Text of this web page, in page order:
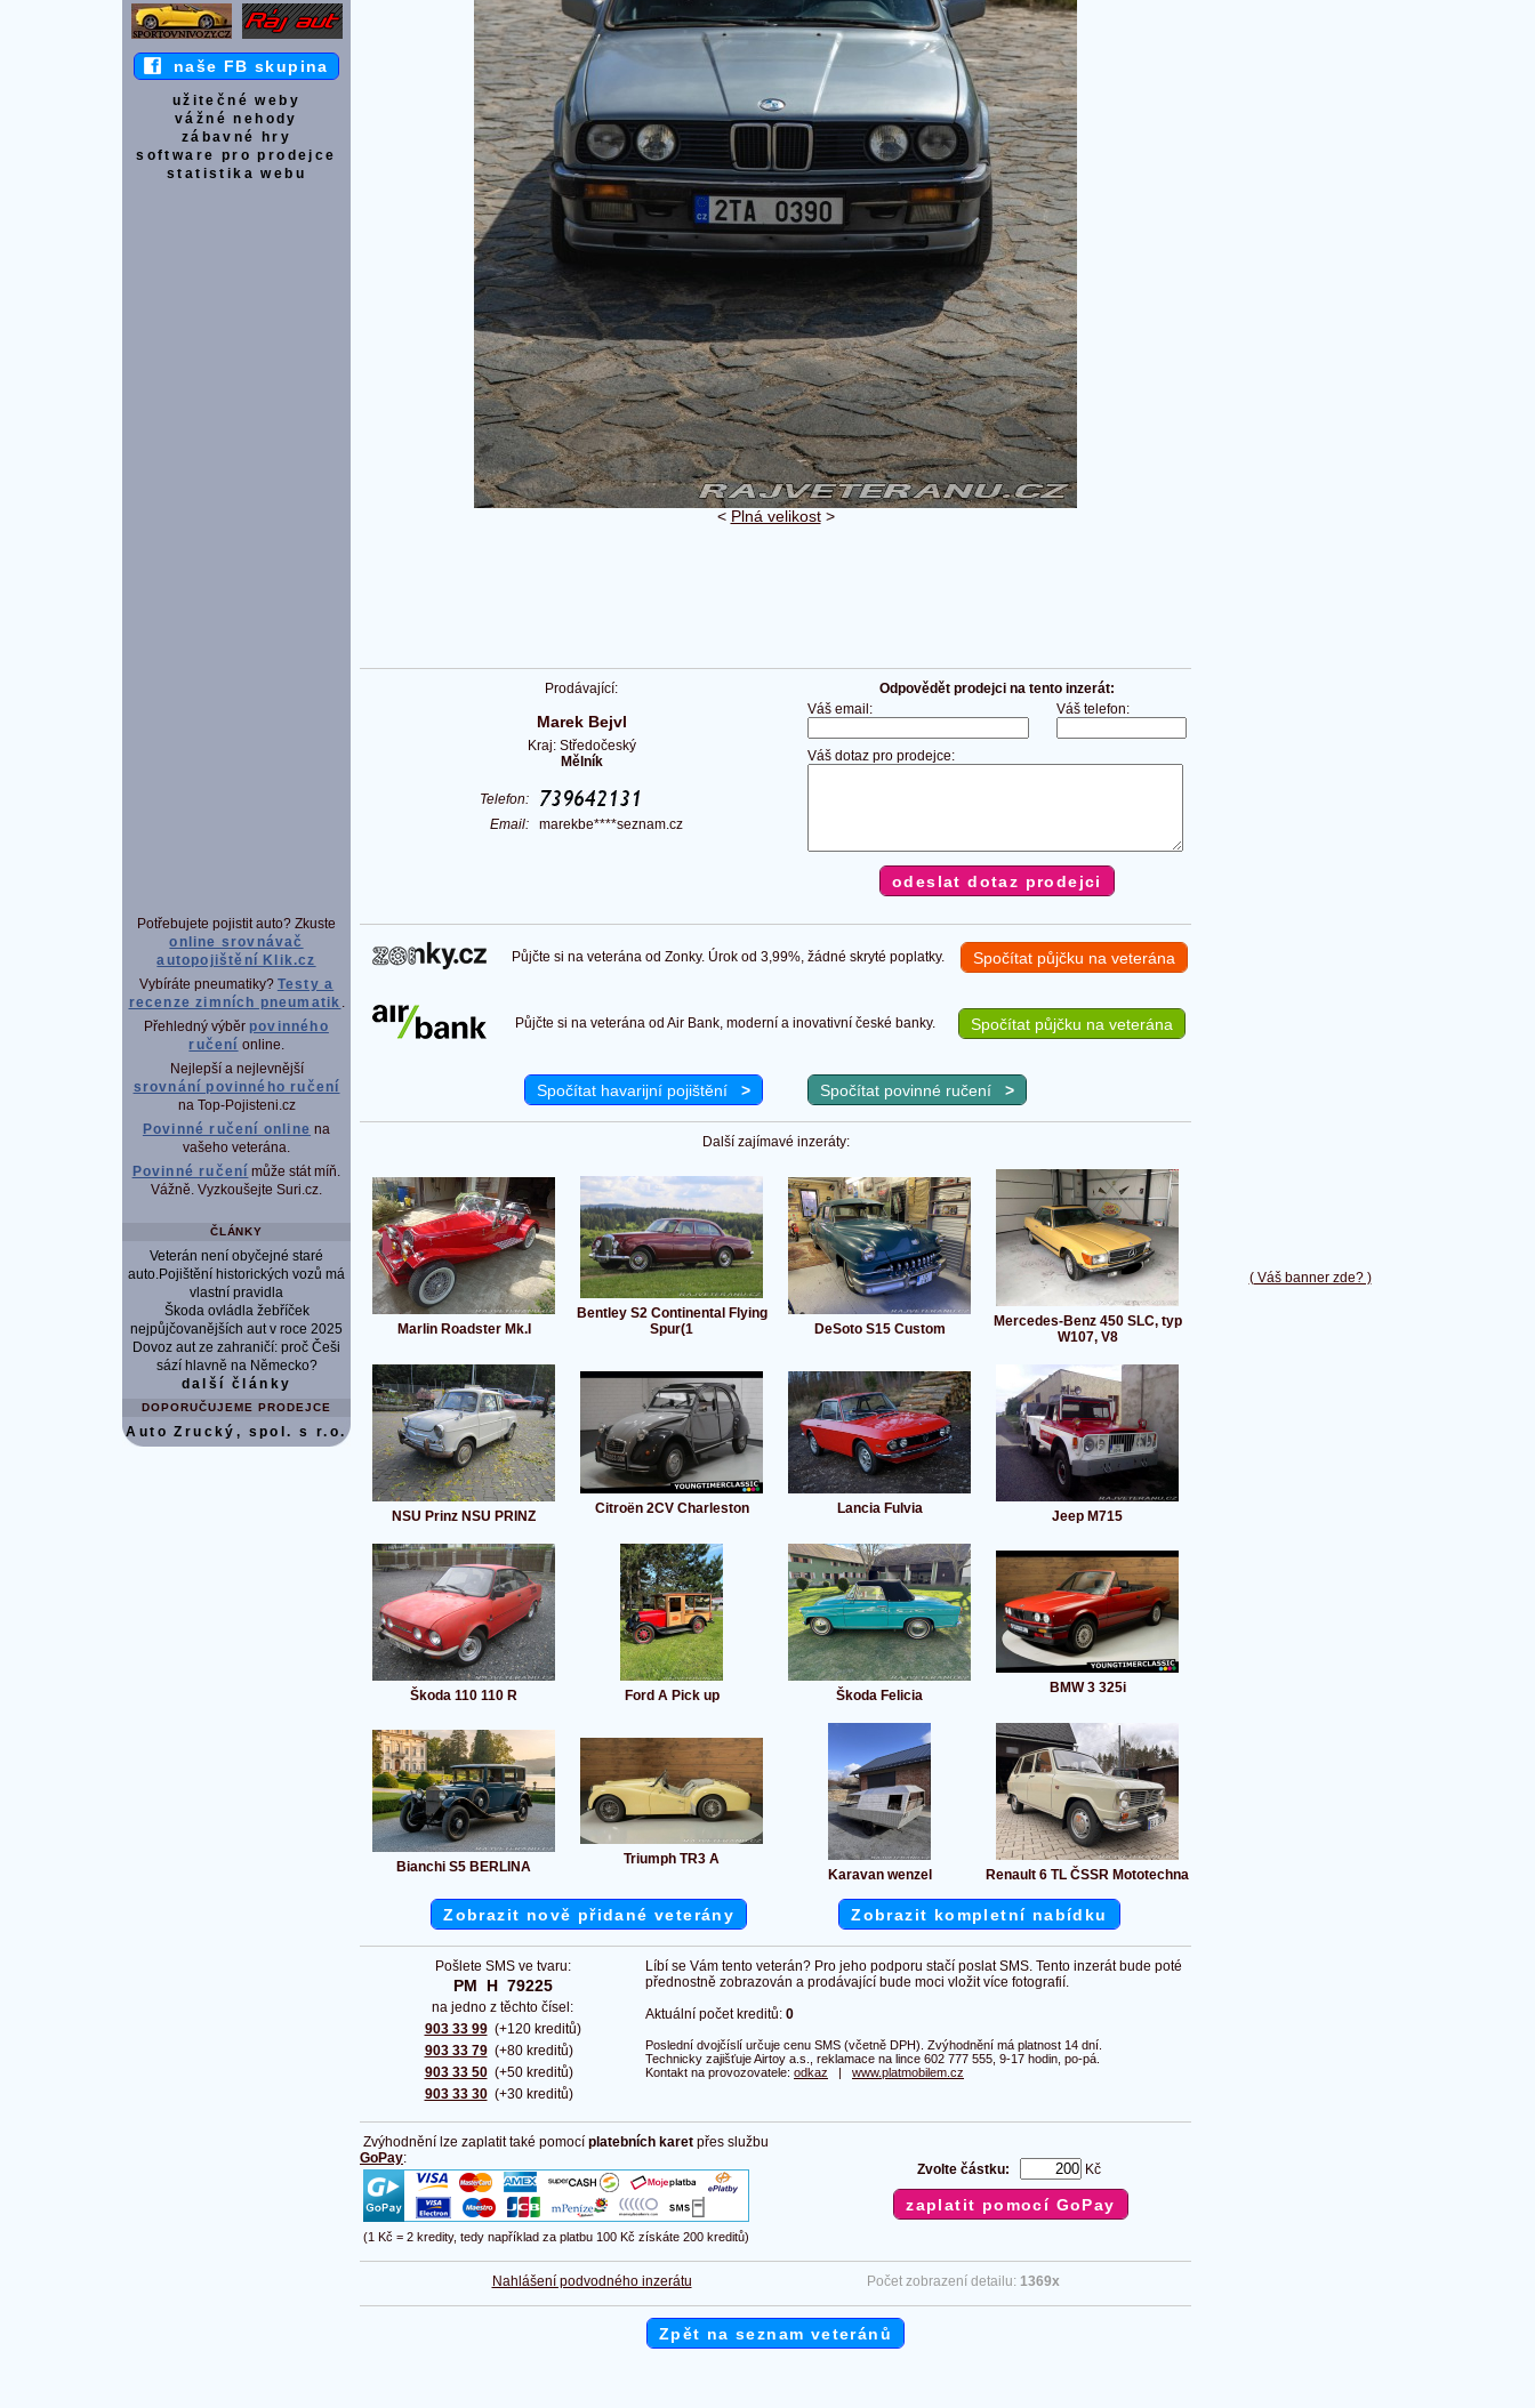
( Váš banner zde? )
naše FB skupina
užitečné weby
vážné nehody
zábavné hry
software pro prodejce
statistika webu
Potřebujete pojistit auto? Zkuste
online srovnávač
autopojištění Klik.cz
Vybíráte pneumatiky? Testy a
recenze zimních pneumatik .
Přehledný výběr povinného
ručení online.
Nejlepší a nejlevnější
srovnání povinného ručení
na Top-Pojisteni.cz
Povinné ručení online na
vašeho veterána.
Povinné ručení může stát míň.
Vážně. Vyzkoušejte Suri.cz.
ČLÁNKY
Veterán není obyčejné staré
auto.Pojištění historických vozů má
vlastní pravidla
Škoda ovládla žebříček
nejpůjčovanějších aut v roce 2025
Dovoz aut ze zahraničí: proč Češi
sází hlavně na Německo?
další články
DOPORUČUJEME PRODEJCE
Auto Zrucký, spol. s r.o.
< Plná velikost>
Prodávající:
Marek Bejvl
Kraj: Středočeský
Mělník
Telefon:
Email: marekbe****seznam.cz
Odpovědět prodejci na tento inzerát:
Váš email:
Váš telefon:
Váš dotaz pro prodejce:
Půjčte si na veterána od Zonky. Úrok od 3,99%, žádné skryté poplatky. Spočítat půjčku na veterána
Půjčte si na veterána od Air Bank, moderní a inovativní české banky. Spočítat půjčku na veterána
Spočítat havarijní pojištění > Spočítat povinné ručení >
Další zajímavé inzeráty:
Marlin Roadster Mk.I
Bentley S2 Continental Flying
Spur(1
DeSoto S15 Custom
Mercedes-Benz 450 SLC, typ
W107, V8
NSU Prinz NSU PRINZ Citroën 2CV Charleston Lancia Fulvia Jeep M715
Škoda 110 110 R Ford A Pick up Škoda Felicia BMW 3 325i
Bianchi S5 BERLINA
Triumph TR3 A
Karavan wenzel
Renault 6 TL ČSSR Mototechna
Zobrazit nově přidané veterány Zobrazit kompletní nabídku
Pošlete SMS ve tvaru:
PM  H  79225
na jedno z těchto čísel:
903 33 99
903 33 79
903 33 50
903 33 30
(+120 kreditů)
(+80 kreditů)
(+50 kreditů)
(+30 kreditů)
Líbí se Vám tento veterán? Pro jeho podporu stačí poslat SMS. Tento inzerát bude poté
přednostně zobrazován a prodávající bude moci vložit více fotografií.
Aktuální počet kreditů: 0
Poslední dvojčíslí určuje cenu SMS (včetně DPH). Zvýhodnění má platnost 14 dní.
Technicky zajišťuje Airtoy a.s., reklamace na lince 602 777 555, 9-17 hodin, po-pá.
Kontakt na provozovatele: odkaz | www.platmobilem.cz
Zvýhodnění lze zaplatit také pomocí platebních karet přes službu
GoPay:
(1 Kč = 2 kredity, tedy například za platbu 100 Kč získáte 200 kreditů)
Zvolte částku: Kč
Nahlášení podvodného inzerátu Počet zobrazení detailu: 1369x
Zpět na seznam veteránů